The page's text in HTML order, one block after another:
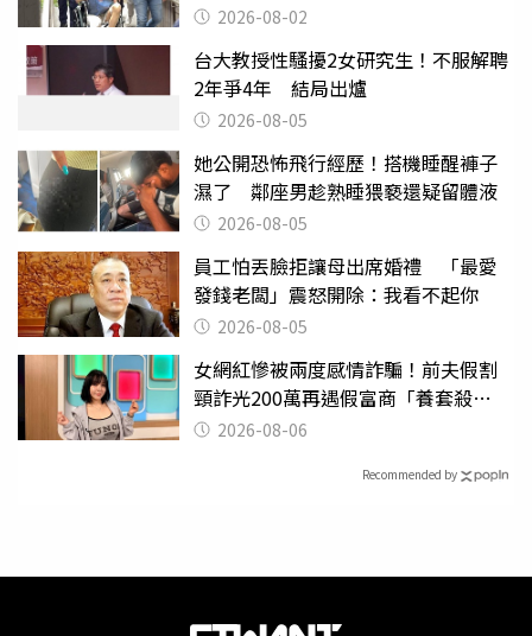
2026-08-02
台大教授性騷擾2女研究生！不服解聘
2年爭4年 結局出爐
2026-08-05
她公開恐怖飛行經歷！搭機睡醒褲子
濕了 鄰座男趁熟睡猥褻還疑留體液
2026-08-05
員工怕丟臉拒讓母出席婚禮 「最愛
發錢老闆」震怒開除：我看不起你
2026-08-05
女網紅慘被兩度感情詐騙！前夫假割
頸詐光200萬再遇假富商「養套殺
2000萬」
2026-08-06
Recommended by